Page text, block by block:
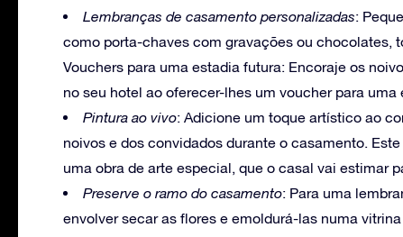
Lembranças de casamento personalizadas:
como porta-chaves com gravações ou chocolates,
Vouchers para uma estadia futura: Encoraje os
no seu hotel ao oferecer-lhes um voucher para uma
Pintura ao vivo: Adicione um toque artístico ao
noivos e dos convidados durante o casamento.
uma obra de arte especial, que o casal vai estimar
Preserve o ramo do casamento: Para uma
envolver secar as flores e emoldurá-las numa